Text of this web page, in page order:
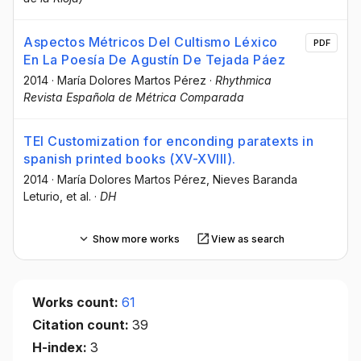
Aspectos Métricos Del Cultismo Léxico
En La Poesía De Agustín De Tejada Páez
2014 · María Dolores Martos Pérez · Rhythmica
Revista Española de Métrica Comparada
PDF
TEI Customization for enconding paratexts in
spanish printed books (XV-XVIII).
2014 · María Dolores Martos Pérez , Nieves Baranda
Leturio , et al. · DH
Show more works View as search
Works count: 61
Citation count: 39
H-index: 3